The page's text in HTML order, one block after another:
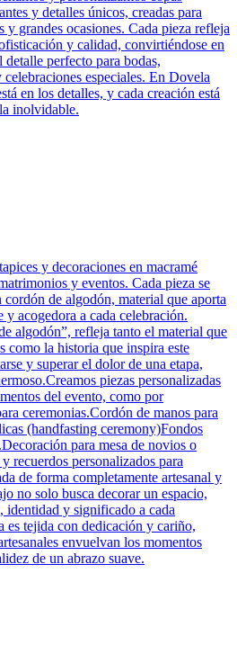
y detalles únicos, creadas para
y grandes ocasiones. Cada pieza refleja
y calidad, convirtiéndose en
perfecto para bodas,
especiales. En Dovela
en los detalles, y cada creación está
inolvidable.
y decoraciones en macramé
y eventos. Cada pieza se
cordón de algodón, material que aporta
y acogedora a cada celebración.
algodón”, refleja tanto el material que
como la historia que inspira este
y superar el dolor de una etapa,
piezas personalizadas
del evento, como por
ceremonias.Cordón de manos para
(handfasting ceremony)Fondos
para mesa de novios o
recuerdos personalizados para
de forma completamente artesanal y
no solo busca decorar un espacio,
identidad y significado a cada
es tejida con dedicación y cariño,
envuelvan los momentos
de un abrazo suave.